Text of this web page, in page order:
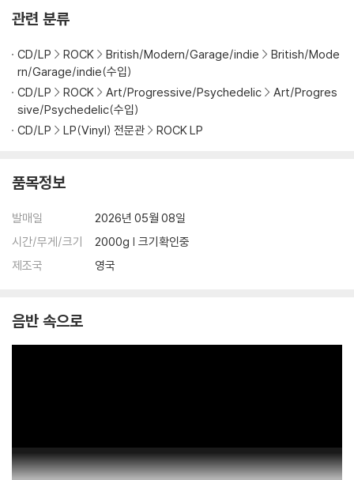
1) 컬러 디스크는 웹 이미지와 실제 색상이 차이가 날 수 있습니다.
있습니다.
3) 컬러 디스크는 제작 과정에서 다른 색상 염료가 섞여 얼룩과 번짐, 반점
등이 발생할 수 있습니다.
※ 반품/교환 안내
다.
문의 바랍니다.
2) LP는 잦은 배송 과정에서 재킷에 손상이 발생할 가능성이 높고 재판매
가 어려우므로 신중한 구매를 부탁드립니다.
관련 분류
CD/LP ROCK British/Modern/Garage/indie
British/Mode
rn/Garage/indie(수입)
CD/LP
ROCK Art/Progressive/Psychedelic
Art/Progres
sive/Psychedelic(수입)
CD/LP
LP(Vinyl) 전문관 ROCK LP
품목정보
발매일
2026년 05월 08일
시간/무게/크기
2000g | 크기확인중
제조국
영국
음반 속으로